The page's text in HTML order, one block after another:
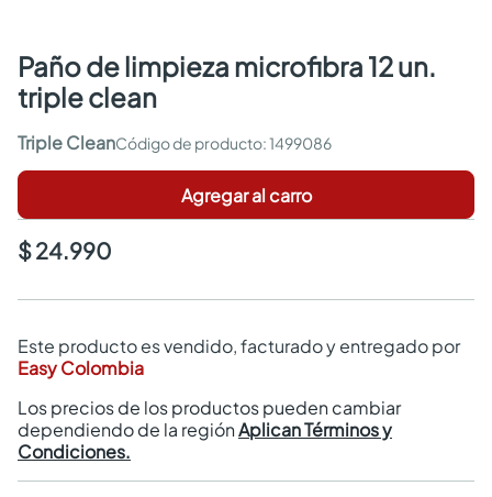
paño de limpieza microfibra 12 un.
triple clean
Triple Clean :1499086
Agregar al carro
$ 24.990
Este producto es vendido, facturado y entregado por
Easy Colombia
Los precios de los productos pueden cambiar
dependiendo de la regiónAplican Términos y
Condiciones.